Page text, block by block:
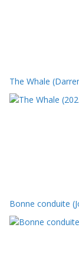
The Whale
Bonne conduite